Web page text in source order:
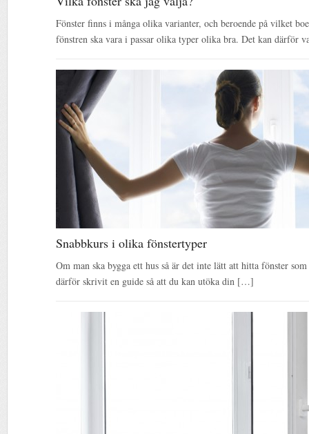
Fönster finns i många olika varianter, och beroende på vilket
fönstren ska vara i passar olika typer olika bra. Det kan därför
Snabbkurs i olika fönstertyper
Om man ska bygga ett hus så är det inte lätt att hitta fönster
därför skrivit en guide så att du kan utöka din […]